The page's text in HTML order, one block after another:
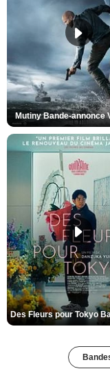
Mutiny Bande-annonce